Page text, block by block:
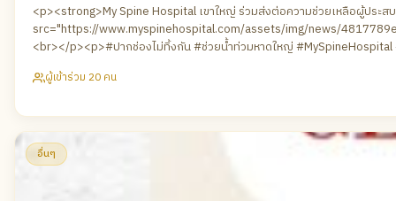
<p><strong>My Spine Hospital เขาใหญ่ ร่วมส่งต่อความช่วยเหลือผู้ปร
src="https://www.myspinehospital.com/assets/img/news/
<br></p><p>#ปากช่องไม่ทิ้งกัน #ช่วยน้ำท่วมหาดใหญ่
ผู้เข้าร่วม 20 คน
อื่นๆ